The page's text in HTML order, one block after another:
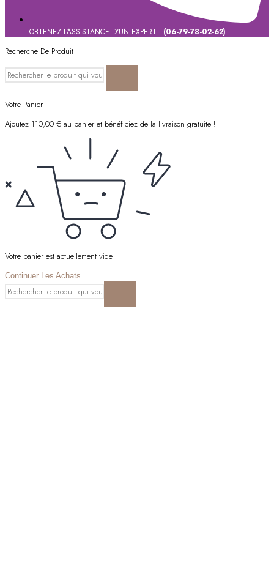
OBTENEZ L'ASSISTANCE D'UN EXPERT - (06-79-78-02-62)
Recherche De Produit
Votre Panier
Ajoutez 110,00 € au panier et bénéficiez de la livraison gratuite !
Votre panier est actuellement vide
Continuer Les Achats